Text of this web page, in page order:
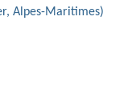
Alpes-Maritimes)